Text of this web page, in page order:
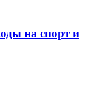
на спорт и